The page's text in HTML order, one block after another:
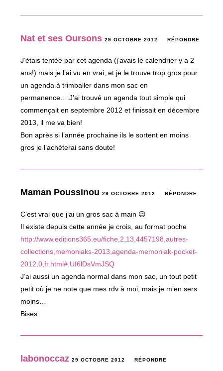
Nat et ses Oursons 29 OCTOBRE 2012 RÉPONDRE
J’étais tentée par cet agenda (j’avais le calendrier y a 2
ans!) mais je l’ai vu en vrai, et je le trouve trop gros pour
un agenda à trimballer dans mon sac en
permanence….J’ai trouvé un agenda tout simple qui
commençait en septembre 2012 et finissait en décembre
2013, il me va bien!
Bon après si l’année prochaine ils le sortent en moins
gros je l’achèterai sans doute!
Maman Poussinou29 OCTOBRE 2012 RÉPONDRE
C’est vrai que j’ai un gros sac à main 😉
Il existe depuis cette année je crois, au format poche
http://www.editions365.eu/fiche,2,13,4457198,autres-
collections,memoniaks-2013,agenda-memoniak-pocket-
2012,0,fr.html#.UI6lDsVmJSQ
J’ai aussi un agenda normal dans mon sac, un tout petit
petit où je ne note que mes rdv à moi, mais je m’en sers
moins…
Bises
labonoccaz 29 OCTOBRE 2012 RÉPONDRE